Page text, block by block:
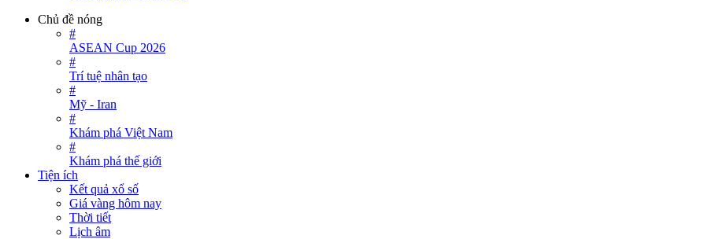
Chủ đề nóng
#
ASEAN Cup 2026
#
Trí tuệ nhân tạo
#
Mỹ - Iran
#
Khám phá Việt Nam
#
Khám phá thế giới
Tiện ích
Kết quả xổ số
Giá vàng hôm nay
Thời tiết
Lịch âm